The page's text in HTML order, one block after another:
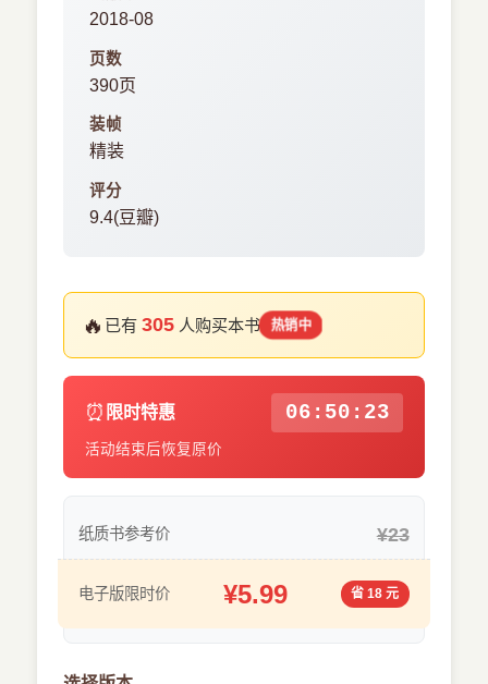
2018-08
页数
390页
装帧
精装
评分
9.4(豆瓣)
🔥 已有305 人购买本书 热销中
⏰ 限时特惠 06:50:22
活动结束后恢复原价
纸质书参考价 ¥23
电子版限时价 ¥5.99 省 18 元